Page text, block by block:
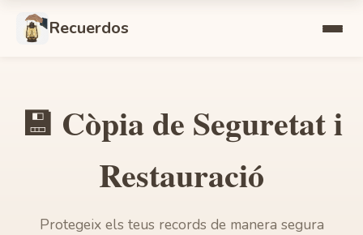
Recuerdos
💾 Còpia de Seguretat i
Restauració
Protegeix els teus records de manera segura